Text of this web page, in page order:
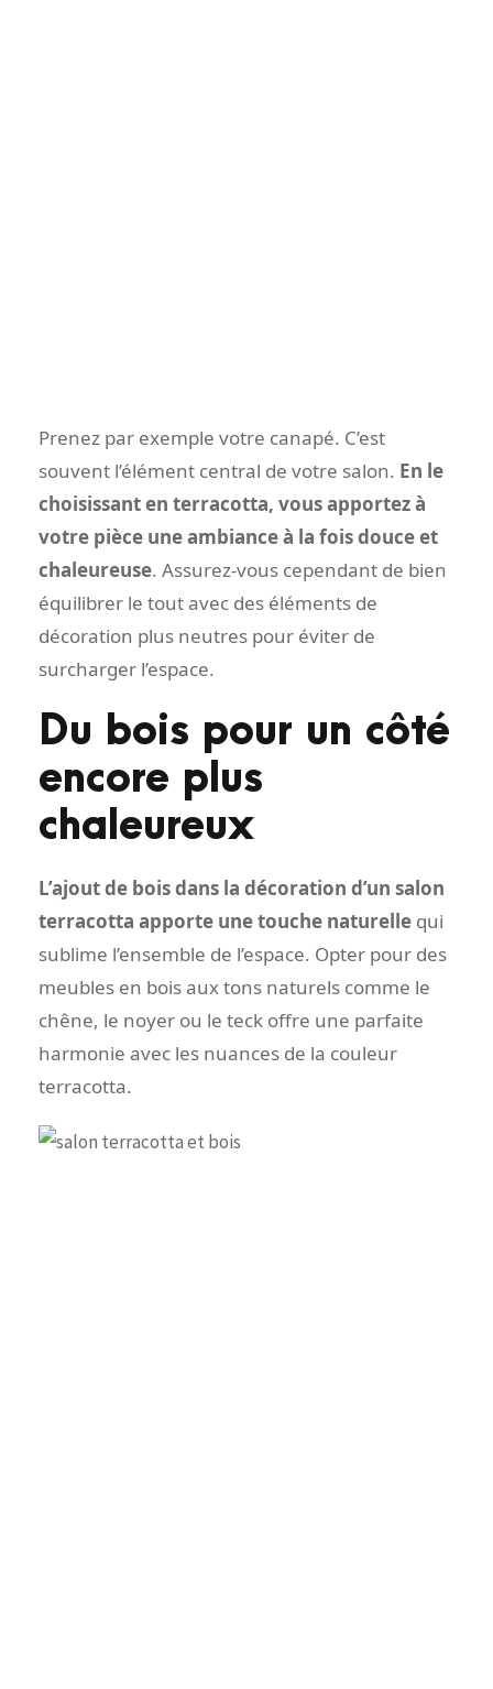
Prenez par exemple votre canapé. C’est
souvent l’élément central de votre salon. En le
choisissant en terracotta, vous apportez à
votre pièce une ambiance à la fois douce et
chaleureuse. Assurez-vous cependant de bien
équilibrer le tout avec des éléments de
décoration plus neutres pour éviter de
surcharger l’espace.
Du bois pour un côté
encore plus
chaleureux
L’ajout de bois dans la décoration d’un salon
terracotta apporte une touche naturelle qui
sublime l’ensemble de l’espace. Opter pour des
meubles en bois aux tons naturels comme le
chêne, le noyer ou le teck offre une parfaite
harmonie avec les nuances de la couleur
terracotta.